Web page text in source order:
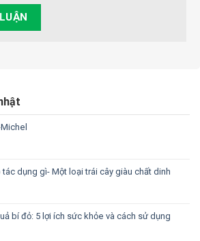
tác dụng gì- Một loại trái cây giàu chất dinh
bí đỏ: 5 lợi ích sức khỏe và cách sử dụng